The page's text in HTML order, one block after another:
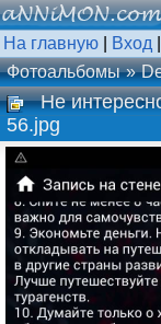
На главную Вход
Фотоальбомы
Не
56.jpg